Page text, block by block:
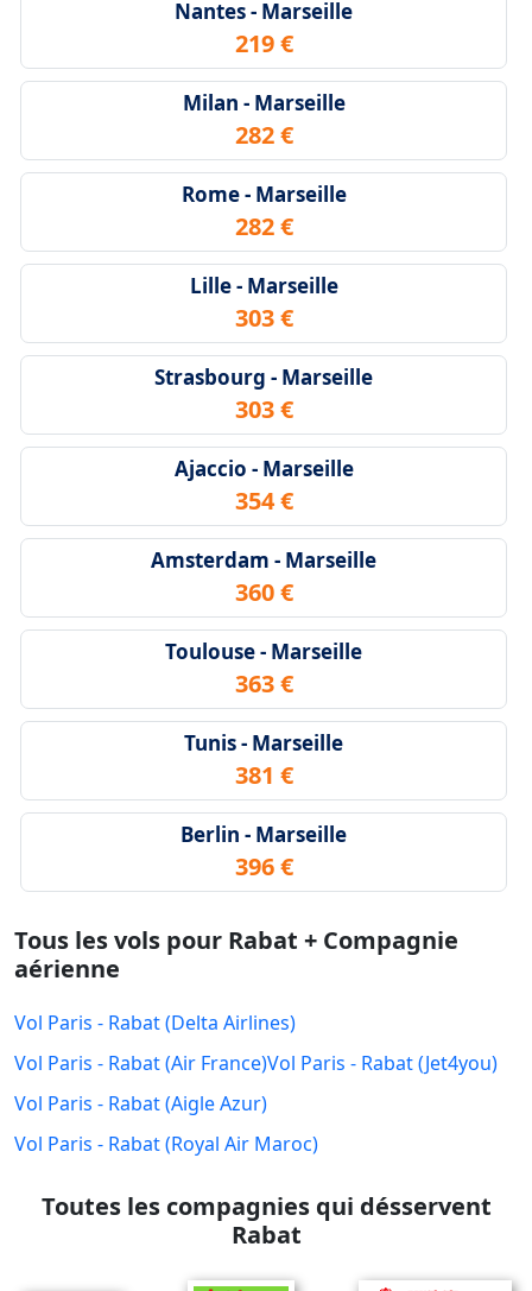
Nantes - Marseille
219 €
Milan - Marseille
282 €
Rome - Marseille
282 €
Lille - Marseille
303 €
Strasbourg - Marseille
303 €
Ajaccio - Marseille
354 €
Amsterdam - Marseille
360 €
Toulouse - Marseille
363 €
Tunis - Marseille
381 €
Berlin - Marseille
396 €
Tous les vols pour Rabat + Compagnie
aérienne
Vol Paris - Rabat (Delta Airlines)
Vol Paris - Rabat (Air France)Vol Paris - Rabat (Jet4you)
Vol Paris - Rabat (Aigle Azur)
Vol Paris - Rabat (Royal Air Maroc)
Toutes les compagnies qui désservent
Rabat